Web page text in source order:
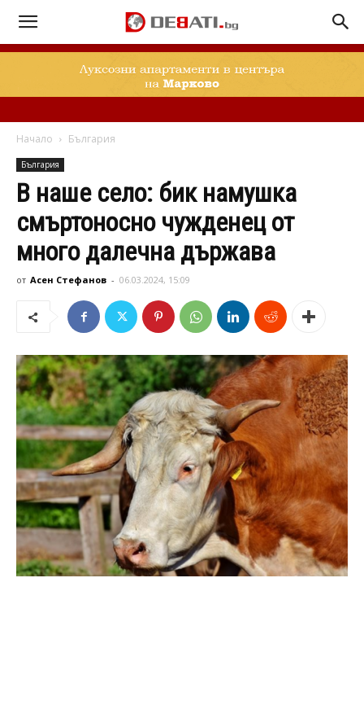
Начало България
България
В наше село: бик намушка
смъртоносно чужденец от
много далечна държава
от Асен Стефанов - 06.03.2024, 15:09